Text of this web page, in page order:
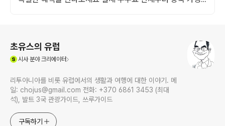
초유스의 유럽
시사분야 크리에이터
리투아니아를 비롯 유럽에서의 생활과 여행에 대한 이야기. 메
일: chojus@gmail.com 전화: +370 6861 3453 (최대
석), 발트 3국 관광가이드, 쓰루가이드
구독하기